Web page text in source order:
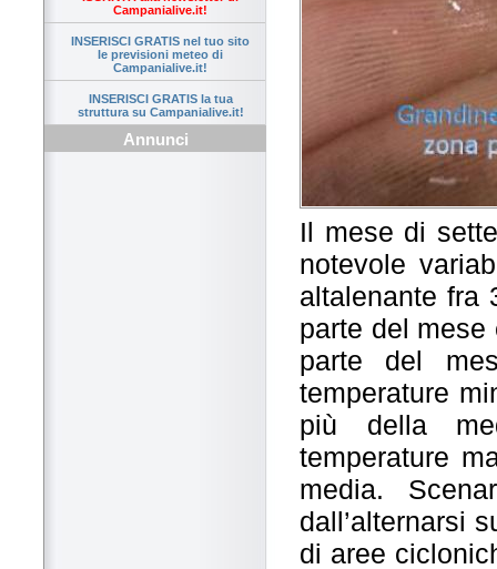
Campanialive.it!
INSERISCI GRATIS nel tuo sito
le previsioni meteo di
Campanialive.it!
INSERISCI GRATIS la tua
struttura su Campanialive.it!
Annunci
Il mese di
notevole
altalenante fra
parte del mese
parte del
temperature
più della
temperature
media.
dall’alternarsi
di aree